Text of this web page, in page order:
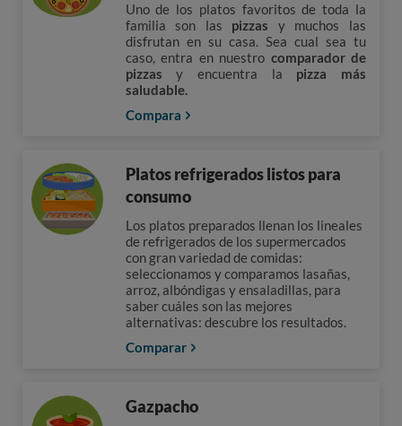
Uno de los platos favoritos de toda la
familia son las pizzas y muchos las
disfrutan en su casa. Sea cual sea tu
caso, entra en nuestro comparador de
pizzas y encuentra la pizza más
saludable.
Compara
Platos refrigerados listos para
consumo
Los platos preparados llenan los lineales
de refrigerados de los supermercados
con gran variedad de comidas:
seleccionamos y comparamos lasañas,
arroz, albóndigas y ensaladillas, para
saber cuáles son las mejores
alternativas: descubre los resultados.
Comparar
Gazpacho